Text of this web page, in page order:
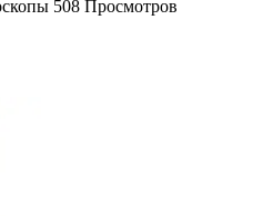
508 Просмотров